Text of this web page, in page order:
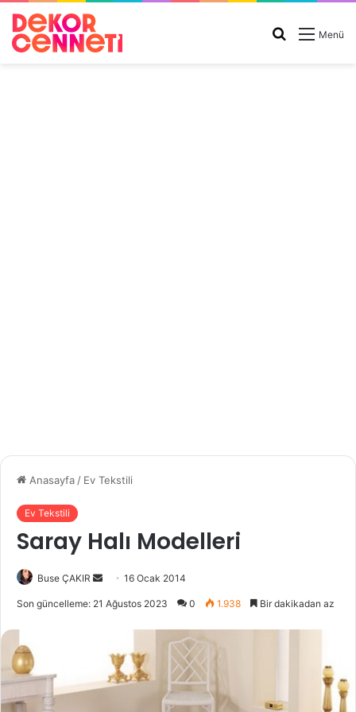
Menü
Arama
Anasayfa / Ev Tekstili
Ev Tekstili
Saray Halı Modelleri
Buse ÇAKIR
p
16 Ocak 2014
Son güncelleme: 21 Ağustos 2023 0 1.938 Bir dakikadan az